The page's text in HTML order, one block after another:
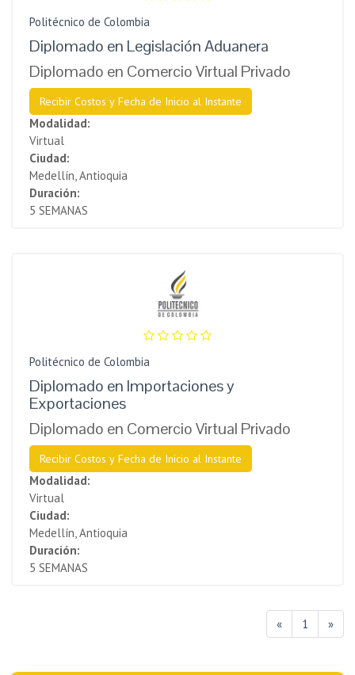
Politécnico de Colombia
Diplomado en Legislación Aduanera
Diplomado en Comercio Virtual Privado
Recibir Costos y Fecha de Inicio al Instante
Modalidad:
Virtual
Ciudad:
Medellín, Antioquia
Duración:
5 SEMANAS
Politécnico de Colombia
Diplomado en Importaciones y
Exportaciones
Diplomado en Comercio Virtual Privado
Recibir Costos y Fecha de Inicio al Instante
Modalidad:
Virtual
Ciudad:
Medellín, Antioquia
Duración:
5 SEMANAS
« 1 »